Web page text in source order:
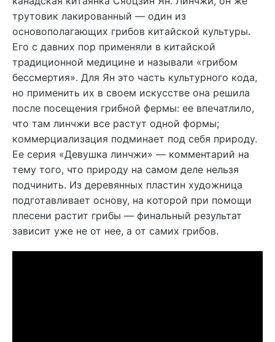
трутовик лакированный — один из
основополагающих грибов китайской культуры.
Его с давних пор применяли в китайской
традиционной медицине и называли «грибом
бессмертия». Для Ян это часть культурного кода,
но применить их в своем искусстве она решила
после посещения грибной фермы: ее впечатлило,
что там линчжи все растут одной формы;
коммерциализация подминает под себя природу.
Ее серия «Девушка линчжи» — комментарий на
тему того, что природу на самом деле нельзя
подчинить. Из деревянных пластин художница
подготавливает основу, на которой при помощи
плесени растит грибы — финальный результат
зависит уже не от нее, а от самих грибов.